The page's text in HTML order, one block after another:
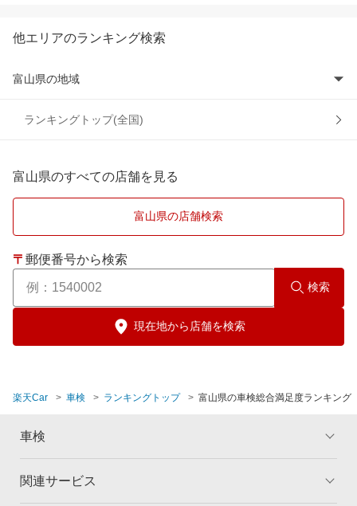
他エリアのランキング検索
富山県の地域
射水市
小矢部市
高岡市
滑川市
ランキングトップ(全国)
富山県のすべての店舗を見る
富山県の店舗検索
〒 郵便番号から検索
検索
現在地から店舗を検索
楽天Car 車検 ランキングトップ 富山県の車検総合満足度ランキング
車検
トップ
関連サービス